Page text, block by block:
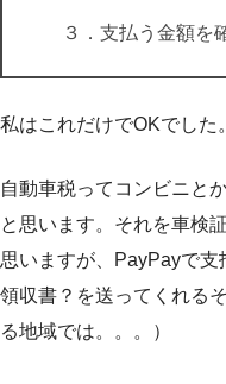
３．支払う金額を
私はこれだけでOKでした。
自動車税ってコンビニと
と思います。それを車検
思いますが、PayPayで
領収書？を送ってくれる
る地域では。。。）